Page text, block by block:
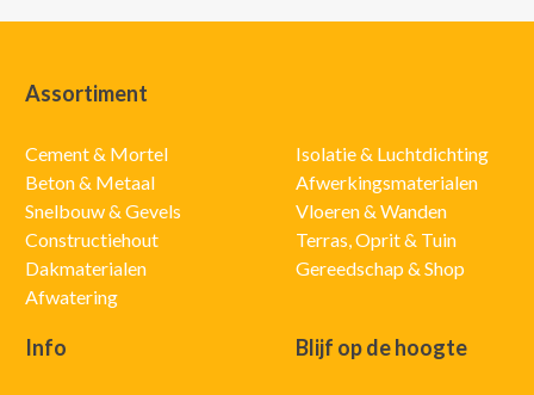
Assortiment
Cement & Mortel
Beton & Metaal
Snelbouw & Gevels
Constructiehout
Dakmaterialen
Afwatering
Isolatie & Luchtdichting
Afwerkingsmaterialen
Vloeren & Wanden
Terras, Oprit & Tuin
Gereedschap & Shop
Info Blijf op de hoogte